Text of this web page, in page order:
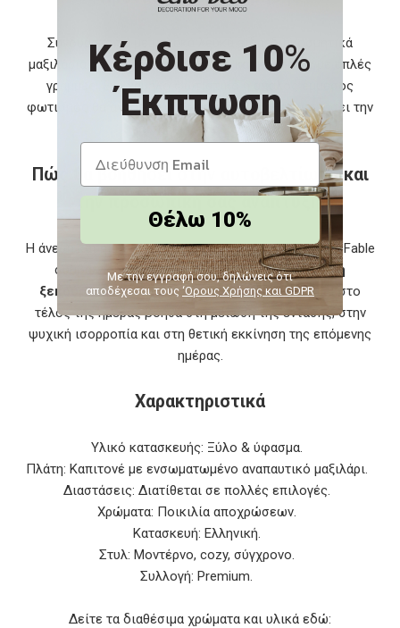
Συνδυάστε το με μαλακά λευκά είδη, διακοσμητικά
μαξιλάρια σε ήσυχες αποχρώσεις και κομοδίνα με απλές
γραμμές. Ένα χαμηλό φωτιστικό ή απαλός έμμεσος
φωτισμός θα αναδείξει το κεφαλάρι και θα ενισχύσει την
αίσθηση χαλάρωσης.
Πώς θα βοηθήσει στην αυτοβελτίωση και
την προσωπική σας ανάπτυξη;
Η άνεση και η αίσθηση θαλπωρής που προσφέρει το Fable
συμβάλλουν σεποιοτικό ύπνο και ουσιαστική
ξεκούραση. Ένα περιβάλλον που σας αγκαλιάζει στο
τέλος της ημέρας βοηθά στη μείωση της έντασης, στην
ψυχική ισορροπία και στη θετική εκκίνηση της επόμενης
ημέρας.
Χαρακτηριστικά
Υλικό κατασκευής: Ξύλο & ύφασμα.
Πλάτη: Καπιτονέ με ενσωματωμένο αναπαυτικό μαξιλάρι.
Διαστάσεις: Διατίθεται σε πολλές επιλογές.
Χρώματα: Ποικιλία αποχρώσεων.
Κατασκευή: Ελληνική.
Στυλ: Μοντέρνο, cozy, σύγχρονο.
Συλλογή: Premium.
Δείτε τα διαθέσιμα χρώματα και υλικά εδώ:
Κέρδισε 10%
Έκπτωση
Θέλω 10%
Με την εγγραφή σου, δηλώνεις ότι
αποδέχεσαι τους ‘Ορους Χρήσης και GDPR